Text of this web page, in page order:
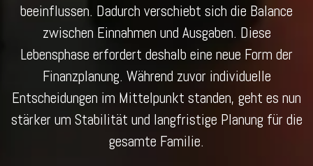
beeinflussen. Dadurch verschiebt sich die Balance
zwischen Einnahmen und Ausgaben. Diese
Lebensphase erfordert deshalb eine neue Form der
Finanzplanung. Während zuvor individuelle
Entscheidungen im Mittelpunkt standen, geht es nun
stärker um Stabilität und langfristige Planung für die
gesamte Familie.